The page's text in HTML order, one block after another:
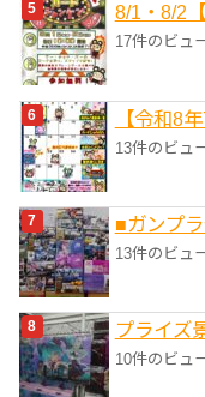
8/1・8/2
17件のビュ
【令和8
13件のビュ
■ガンプ
13件のビュ
プライズ
10件のビュ